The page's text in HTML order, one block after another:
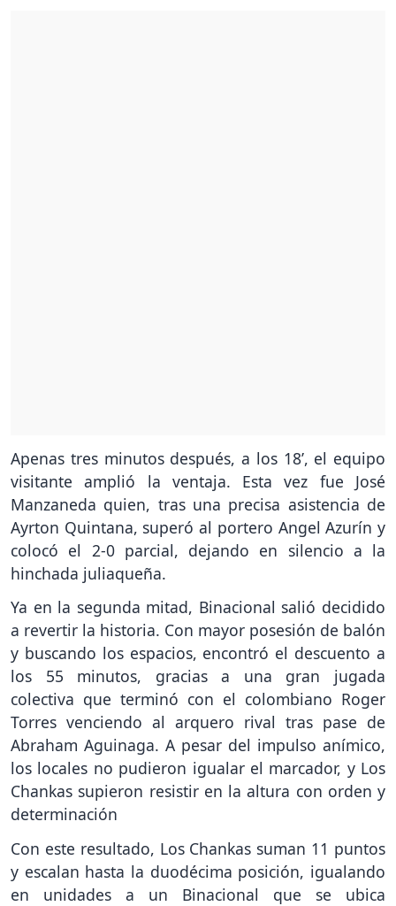
Apenas tres minutos después, a los 18’, el equipo
visitante amplió la ventaja. Esta vez fue José
Manzaneda quien, tras una precisa asistencia de
Ayrton Quintana, superó al portero Angel Azurín y
colocó el 2-0 parcial, dejando en silencio a la
hinchada juliaqueña.
Ya en la segunda mitad, Binacional salió decidido
a revertir la historia. Con mayor posesión de balón
y buscando los espacios, encontró el descuento a
los 55 minutos, gracias a una gran jugada
colectiva que terminó con el colombiano Roger
Torres venciendo al arquero rival tras pase de
Abraham Aguinaga. A pesar del impulso anímico,
los locales no pudieron igualar el marcador, y Los
Chankas supieron resistir en la altura con orden y
determinación
Con este resultado, Los Chankas suman 11 puntos
y escalan hasta la duodécima posición, igualando
en unidades a un Binacional que se ubica